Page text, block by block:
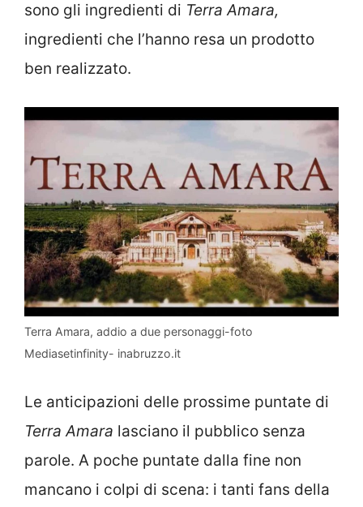
sono gli ingredienti di Terra Amara,
ingredienti che l’hanno resa un prodotto
ben realizzato.
Terra Amara, addio a due personaggi-foto
Mediasetinfinity- inabruzzo.it
Le anticipazioni delle prossime puntate di
Terra Amara lasciano il pubblico senza
parole. A poche puntate dalla fine non
mancano i colpi di scena: i tanti fans della